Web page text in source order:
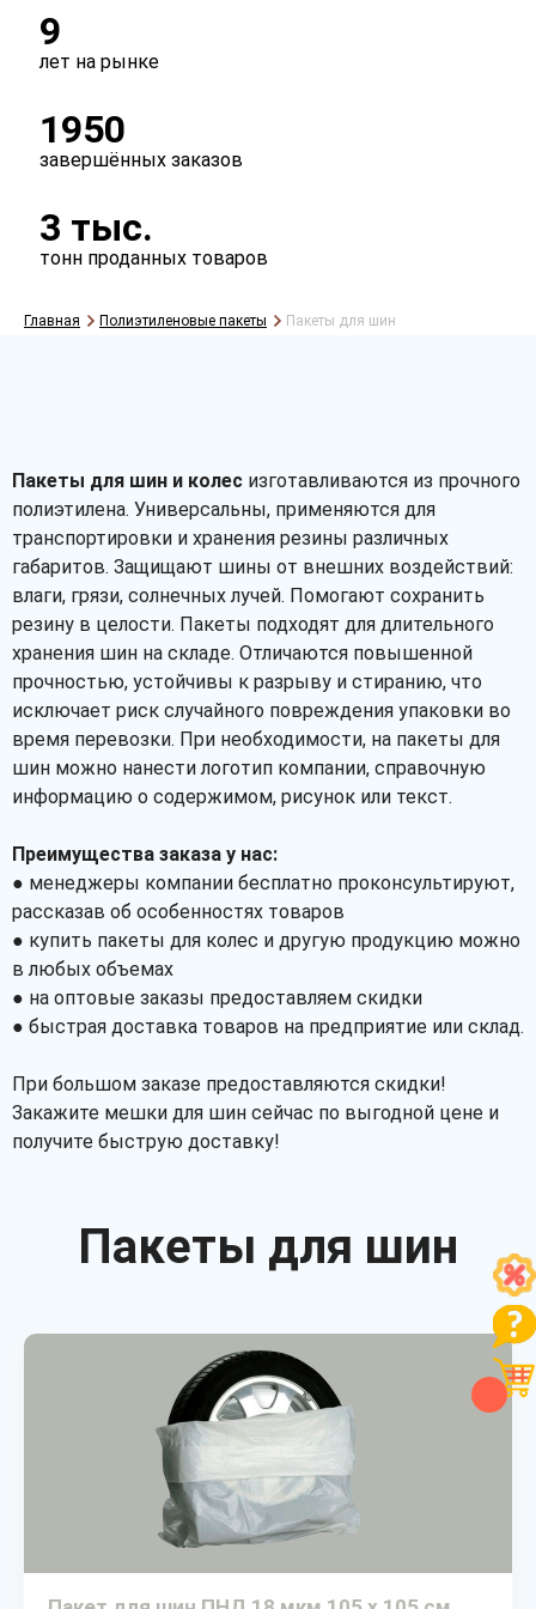
9
лет на рынке
1950
завершённых заказов
3 тыс.
тонн проданных товаров
Главная Полиэтиленовые пакеты Пакеты для шин
Пакеты для шин и колес изготавливаются из прочного
полиэтилена. Универсальны, применяются для
транспортировки и хранения резины различных
габаритов. Защищают шины от внешних воздействий:
влаги, грязи, солнечных лучей. Помогают сохранить
резину в целости. Пакеты подходят для длительного
хранения шин на складе. Отличаются повышенной
прочностью, устойчивы к разрыву и стиранию, что
исключает риск случайного повреждения упаковки во
время перевозки. При необходимости, на пакеты для
шин можно нанести логотип компании, справочную
информацию о содержимом, рисунок или текст.
Преимущества заказа у нас:
● менеджеры компании бесплатно проконсультируют,
рассказав об особенностях товаров
● купить пакеты для колес и другую продукцию можно
в любых объемах
● на оптовые заказы предоставляем скидки
● быстрая доставка товаров на предприятие или склад.
При большом заказе предоставляются скидки!
Закажите мешки для шин сейчас по выгодной цене и
получите быструю доставку!
Пакеты для шин